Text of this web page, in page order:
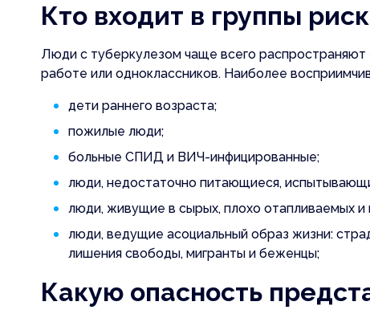
Кто входит в группы
Люди с туберкулезом чаще всего
работе или одноклассников. Наиболее
дети раннего возраста;
пожилые люди;
больные СПИД и ВИЧ-инфицированные;
люди, недостаточно питающиеся,
люди, живущие в сырых, плохо отапливаемых
люди, ведущие асоциальный образ жизни:
лишения свободы, мигранты и беженцы;
Какую опасность
Заказать
Прикрепить